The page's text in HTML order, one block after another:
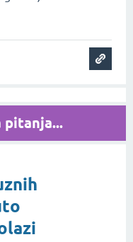
pitanja...